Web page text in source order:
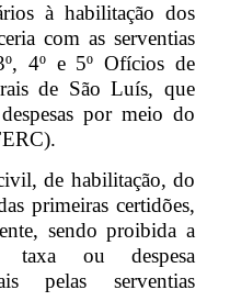
à habilitação dos
com as serventias
4º e 5º Ofícios de
de São Luís, que
por meio do
de habilitação, do
primeiras certidões,
sendo proibida a
taxa ou despesa
pelas serventias